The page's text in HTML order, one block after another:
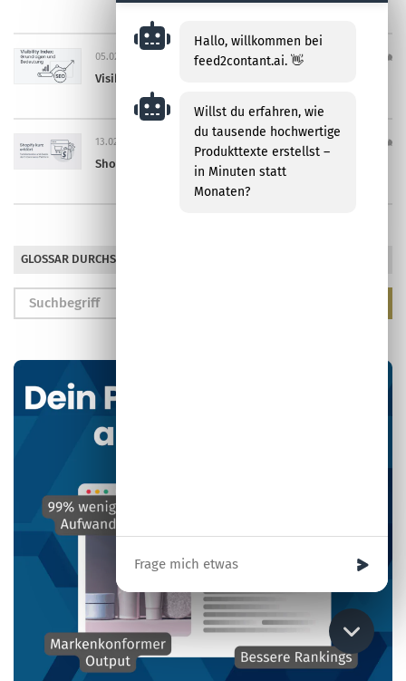
05.02.2026
Visibility Index
13.02.2026
Shopify
GLOSSAR DURCHSUCHEN
Hallo, willkommen bei
feed2contant.ai. 👋
Willst du erfahren, wie
du tausende hochwertige
Produkttexte erstellst –
in Minuten statt
Monaten?